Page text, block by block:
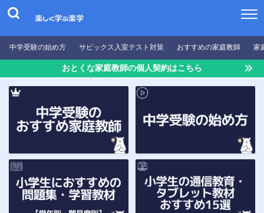
中学受験の始め方 サピックス入室テスト対策 おすすめの家庭教師 家
おとくな家庭教師の個人契約はこちら